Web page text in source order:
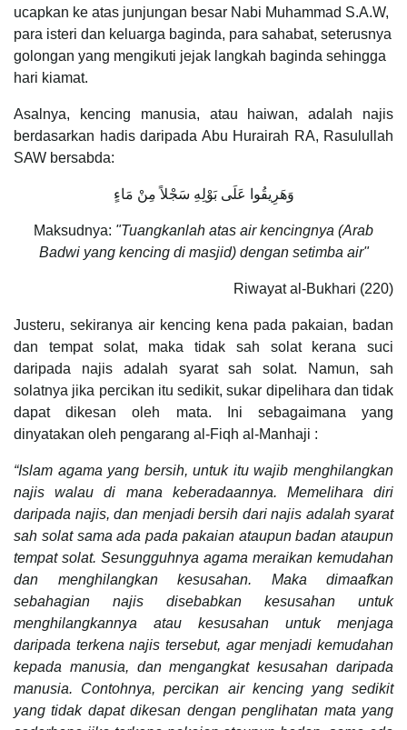
ucapkan ke atas junjungan besar Nabi Muhammad S.A.W,
para isteri dan keluarga baginda, para sahabat, seterusnya
golongan yang mengikuti jejak langkah baginda sehingga
hari kiamat.
Asalnya, kencing manusia, atau haiwan, adalah najis
berdasarkan hadis daripada Abu Hurairah RA, Rasulullah
SAW bersabda:
وَهَرِيقُوا عَلَى بَوْلِهِ سَجْلاً مِنْ مَاءٍ
Maksudnya: "Tuangkanlah atas air kencingnya (Arab
Badwi yang kencing di masjid) dengan setimba air"
Riwayat al-Bukhari (220)
Justeru, sekiranya air kencing kena pada pakaian, badan
dan tempat solat, maka tidak sah solat kerana suci
daripada najis adalah syarat sah solat. Namun, sah
solatnya jika percikan itu sedikit, sukar dipelihara dan tidak
dapat dikesan oleh mata. Ini sebagaimana yang
dinyatakan oleh pengarang al-Fiqh al-Manhaji :
“Islam agama yang bersih, untuk itu wajib menghilangkan
najis walau di mana keberadaannya. Memelihara diri
daripada najis, dan menjadi bersih dari najis adalah syarat
sah solat sama ada pada pakaian ataupun badan ataupun
tempat solat. Sesungguhnya agama meraikan kemudahan
dan menghilangkan kesusahan. Maka dimaafkan
sebahagian najis disebabkan kesusahan untuk
menghilangkannya atau kesusahan untuk menjaga
daripada terkena najis tersebut, agar menjadi kemudahan
kepada manusia, dan mengangkat kesusahan daripada
manusia. Contohnya, percikan air kencing yang sedikit
yang tidak dapat dikesan dengan penglihatan mata yang